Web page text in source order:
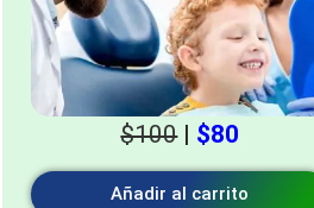
$100 | $80
Añadir al carrito